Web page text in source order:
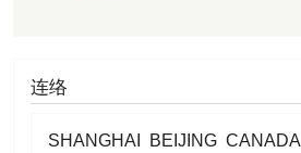
连络
SHANGHAI BEIJING CANADA